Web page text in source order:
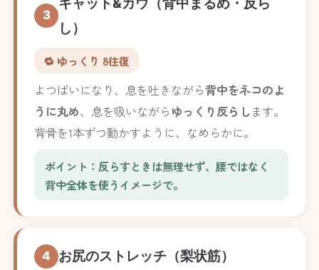
3
し）
🔁 ゆっくり 8往復
よつばいになり、息を吐きながら背中をネコのよ
うに丸め、息を吸いながら ゆっくり反らし ます。
背骨を1本ずつ動かすように、なめらかに。
ポイント：反らすときは無理せず、腰ではなく
背中全体を使うイメージで。
4 お尻のストレッチ（梨状筋）